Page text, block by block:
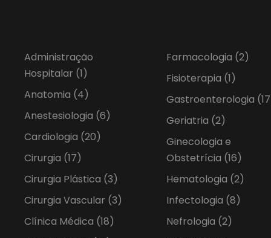
Administração
Hospitalar (1)
Anatomia (4)
Anestesiologia (6)
Cardiologia (20)
Cirurgia (17)
Cirurgia Plástica (3)
Cirurgia Vascular (3)
Clínica Médica (18)
Farmacologia (2)
Fisioterapia (1)
Gastroenterologia
Geriatria (2)
Ginecologia e
Obstetrícia (16)
Hematologia (2)
Infectologia (8)
Nefrologia (2)